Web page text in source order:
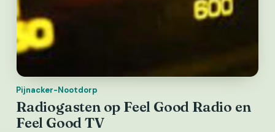
Pijnacker-Nootdorp
Radiogasten op Feel Good Radio en
Feel Good TV